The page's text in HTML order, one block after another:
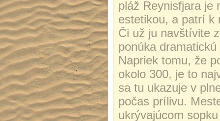
pláž Reynisfjara je
estetikou, a patrí k
Či už ju navštívite
ponúka
Napriek tomu, že
okolo 300, je to
sa tu ukazuje v
počas prílivu.
ukrývajúcom